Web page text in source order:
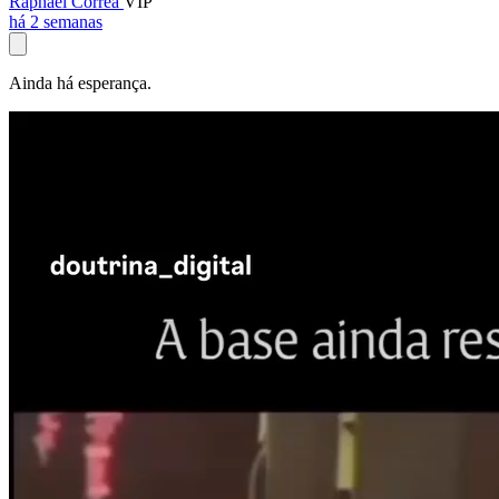
há 2 semanas
Ainda há esperança.